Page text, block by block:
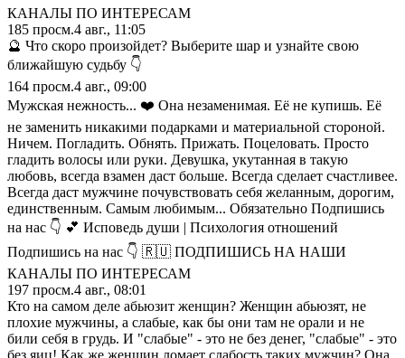
КАНАЛЫ ПО ИНТЕРЕСАМ
185 просм.4 авг., 11:05
🔮 Что скоро произойдет? Выберите шар и узнайте свою
ближайшую судьбу 👇
164 просм.4 авг., 09:00
Мужская нежность... ❤️ Она незаменимая. Её не купишь. Её
не заменить никакими подарками и материальной стороной.
Ничем. Погладить. Обнять. Прижать. Поцеловать. Просто
гладить волосы или руки. Девушка, укутанная в такую
любовь, всегда взамен даст больше. Всегда сделает счастливее.
Всегда даст мужчине почувствовать себя желанным, дорогим,
единственным. Самым любимым... Обязательно Подпишись
на нас 👇 💕 Исповедь души | Психология отношений
Подпишись на нас 👇 🇷🇺 ПОДПИШИСЬ НА НАШИ
КАНАЛЫ ПО ИНТЕРЕСАМ
197 просм.4 авг., 08:01
Кто на самом деле абьюзит женщин? Женщин абьюзят, не
плохие мужчины, а слабые, как бы они там не орали и не
били себя в грудь. И "слабые" - это не без денег, "слабые" - это
без яиц! Как же женщин ломает слабость таких мужчин? Она